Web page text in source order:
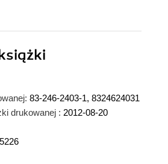
83-246-2403-1, 8324624031
drukowanej : 2012-08-20
5226